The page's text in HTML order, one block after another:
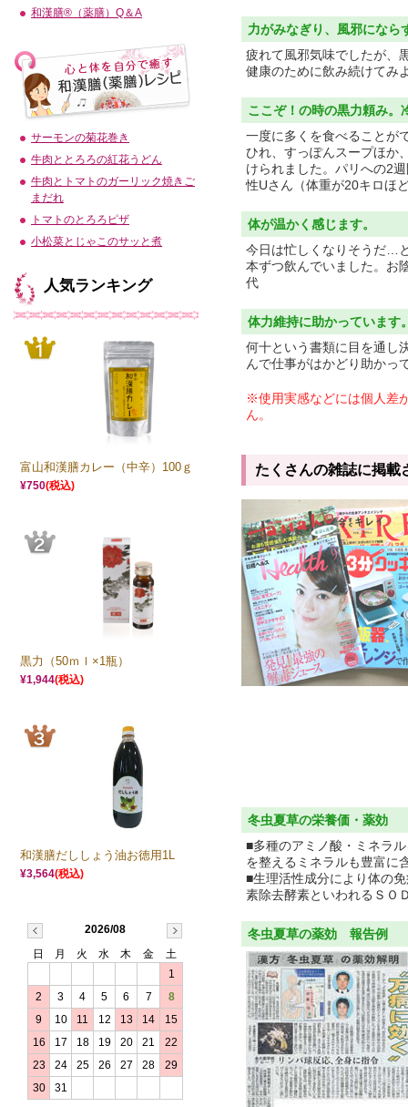
力がみなぎり、風邪になら
疲れて風邪気味でしたが、
健康のために飲み続けてみ
ここぞ！の時の黒力頼み。
一度に多くを食べることが
ひれ、すっぽんスープほか
けられました。パリへの2
性Uさん（体重が20キロほ
体が温かく感じます。
今日は忙しくなりそうだ…
本ずつ飲んでいました。お
代
体力維持に助かっています
何十という書類に目を通し
んで仕事がはかどり助か
※使用実感などには個人差
ん。
たくさんの雑誌に掲載
冬虫夏草の栄養価・薬効
■多種のアミノ酸・ミネラ
を整えるミネラルも豊富に
■生理活性成分により体の
素除去酵素といわれるＳＯ
冬虫夏草の薬効 報告例
和漢膳®（薬膳）Q＆A
サーモンの菊花巻き
牛肉ととろろの紅花うどん
牛肉とトマトのガーリック焼きご
まだれ
トマトのとろろピザ
小松菜とじゃこのサッと煮
人気ランキング
富山和漢膳カレー（中辛）100ｇ
¥750(税込)
黒力（50ｍｌ×1瓶）
¥1,944(税込)
和漢膳だししょう油お徳用1L
¥3,564(税込)
2026/08
日 月 火 水 木 金
土
1
2 3 4 5 6 7 8
9 10 11 12 13 14 15
16 17 18 19 20 21 22
23 24 25 26 27 28 29
30 31